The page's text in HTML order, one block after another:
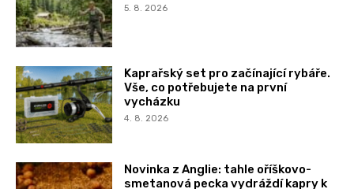
5. 8. 2026
Kaprařský set pro začínající rybáře.
Vše, co potřebujete na první
vycházku
4. 8. 2026
Novinka z Anglie: tahle oříškovo-
smetanová pecka vydráždí kapry k